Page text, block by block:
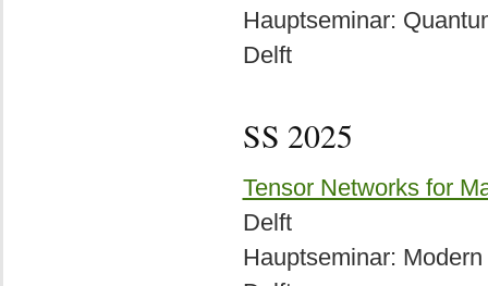
Hauptseminar:
Delft
SS 2025
Tensor Networks for
Delft
Hauptseminar: